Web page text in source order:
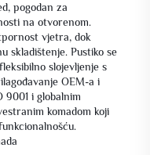
pogodan za
na otvorenom.
vjetra, dok
skladištenje. Pustiko se
slojevljenje s
OEM-a i
i globalnim
komadom koji